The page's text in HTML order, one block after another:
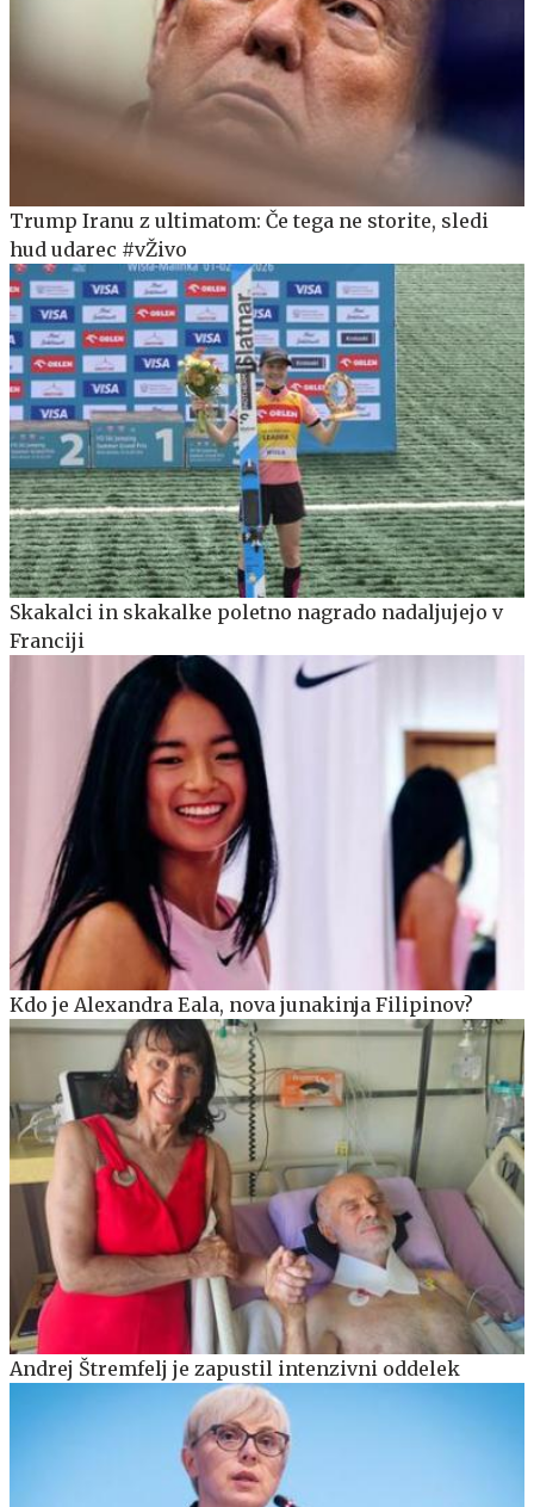
Trump Iranu z ultimatom: Če tega ne storite, sledi
hud udarec #vŽivo
Skakalci in skakalke poletno nagrado nadaljujejo v
Franciji
Kdo je Alexandra Eala, nova junakinja Filipinov?
Andrej Štremfelj je zapustil intenzivni oddelek